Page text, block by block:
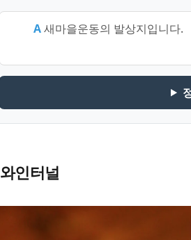
A새마을운동의 발상지입니다.
와인터널